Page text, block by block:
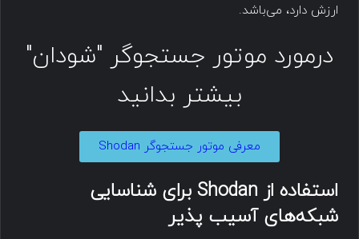
ارزش دارد، می‌باشد.
درمورد موتور جستجوگر "شودان"
بیشتر بدانید
معرفی موتور جستجوگر Shodan
استفاده از Shodan برای شناسایی
شبکه‌های آسیب پذیر